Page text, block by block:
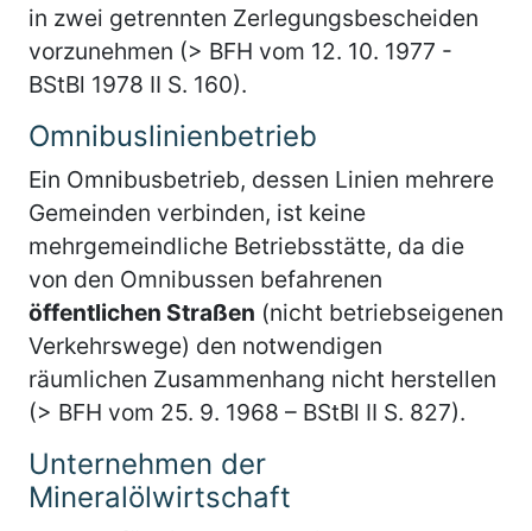
in zwei getrennten Zerlegungsbescheiden
vorzunehmen (> BFH vom 12. 10. 1977 -
BStBl 1978 II S. 160).
Omnibuslinienbetrieb
Ein Omnibusbetrieb, dessen Linien mehrere
Gemeinden verbinden, ist keine
mehrgemeindliche Betriebsstätte, da die
von den Omnibussen befahrenen
öffentlichen Straßen (nicht betriebseigenen
Verkehrswege) den notwendigen
räumlichen Zusammenhang nicht herstellen
(> BFH vom 25. 9. 1968 – BStBl II S. 827).
Unternehmen der
Mineralölwirtschaft